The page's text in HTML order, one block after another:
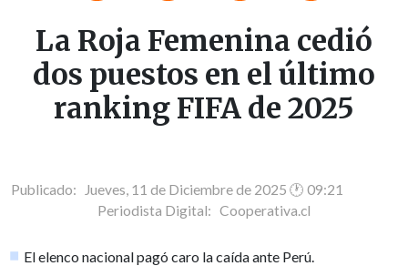
La Roja Femenina cedió
dos puestos en el último
ranking FIFA de 2025
Publicado: Jueves, 11 de Diciembre de 2025 🕐 09:21
Periodista Digital: Cooperativa.cl
El elenco nacional pagó caro la caída ante Perú.